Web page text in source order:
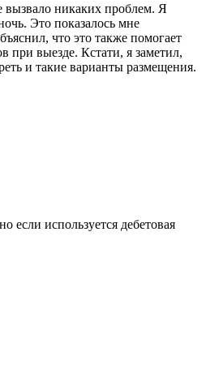
вызвало никаких проблем. Я
Это показалось мне
что это также помогает
при выезде. Кстати, я заметил,
и такие варианты размещения.
если используется дебетовая